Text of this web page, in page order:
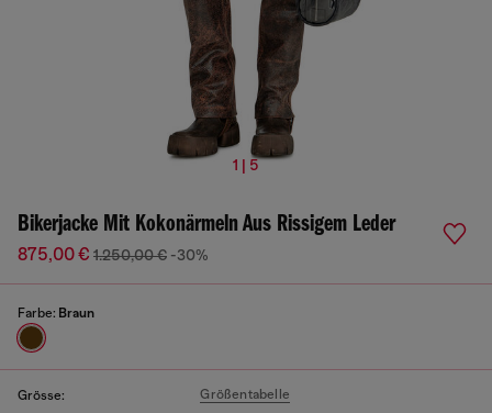
1 | 5
Bikerjacke Mit Kokonärmeln Aus Rissigem Leder
875,00 € 1.250,00 € -30%
Farbe: Braun
Grösse: Größentabelle